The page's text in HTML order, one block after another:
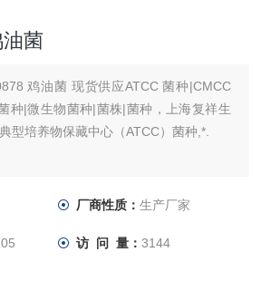
菌
鸡油菌 现货供应ATCC 菌种|CMCC
种|微生物菌种|菌株|菌种，上海复祥生
型培养物保藏中心（ATCC）菌种,*.
厂商性质： 生产厂家
访 问 量： 3144